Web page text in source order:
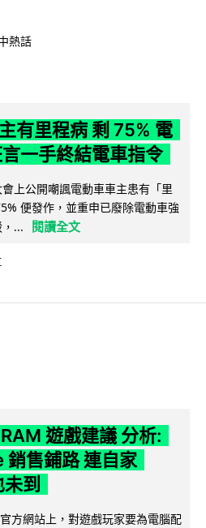
熱話
有里程病 剩 75% 電
一手終結電車指令
上公開嘲諷電動車車主患有「里
便發作，並重申已廢除電動車強
...
閱讀全文
遊戲建議 分析:
售鋪路 連自家
到
方網站上，對遊戲玩家要為電腦配